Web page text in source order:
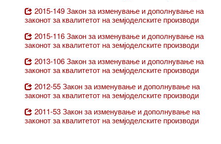
2015-149 Закон за изменување и дополнување на
законот за квалитетот на земјоделските производи
2015-116 Закон за изменување и дополнување на
законот за квалитетот на земјоделските производи
2013-106 Закон за изменување и дополнување на
законот за квалитетот на земјоделските производи
2012-55 Закон за изменување и дополнување на
законот за квалитетот на земјоделските производи
2011-53 Закон за изменување и дополнување на
законот за квалитетот на земјоделските производи